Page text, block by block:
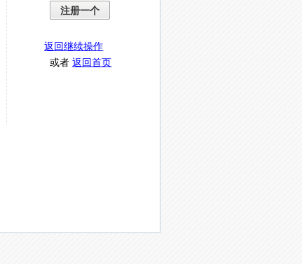
注册一个
返回继续操作
或者返回首页